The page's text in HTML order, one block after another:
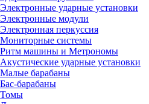
Электронные ударные установки
Электронные модули
Электронная перкуссия
Мониторные системы
Ритм машины и Метрономы
Акустические ударные установки
Малые барабаны
Бас-барабаны
Томы